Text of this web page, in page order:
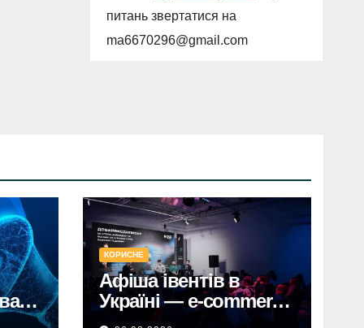
питань звертатися на
ma6670296@gmail.com
КОРИСНЕ
Афіша івентів в
Україні — e-commerce
конференції у Києві,